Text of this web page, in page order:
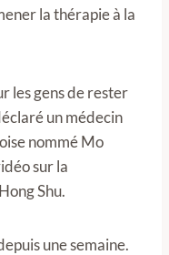
la thérapie à la
les gens de rester
un médecin
nommé Mo
sur la
Shu.
une semaine.